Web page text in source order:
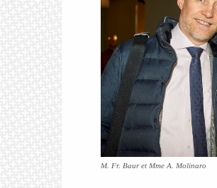
M. Fr. Baur et Mme A. Molinaro